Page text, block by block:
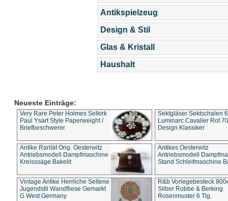
Antikspielzeug
Design & Stil
Glas & Kristall
Haushalt
Neueste Einträge:
Very Rare Peter Holmes Selkirk
Paul Ysart Style Paperweight /
Briefbeschwerer
Sektgläser Sektschalen
Luminarc Cavalier Rot
Design Klassiker
Antike Rarität Orig. Oesterwitz
Antriebsmodell Dampfmaschine
Kreisssäge Bakelit
Antikes Oesterwitz
Antriebsmodell
Stand Schleifmaschine
Vintage Antike Herrliche Seltene
Jugendstil Wandfliese Gemarkt
G West Germany
R&b Vorlegebesteck
Silber Robbe & Berking
Rosenmuster 6 Tlg.